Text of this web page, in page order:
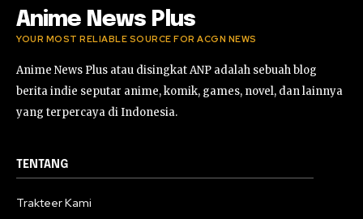
Anime News Plus
YOUR MOST RELIABLE SOURCE FOR ACGN NEWS
Anime News Plus atau disingkat ANP adalah sebuah blog
berita indie seputar anime, komik, games, novel, dan lainnya
yang terpercaya di Indonesia.
TENTANG
Trakteer Kami